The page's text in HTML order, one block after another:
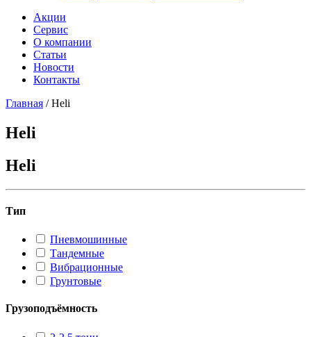
Акции
Сервис
О компании
Статьи
Новости
Контакты
Главная /Heli
Heli
Heli
Тип
Пневмошинные
Тандемные
Вибрационные
Грунтовые
Грузоподъёмность